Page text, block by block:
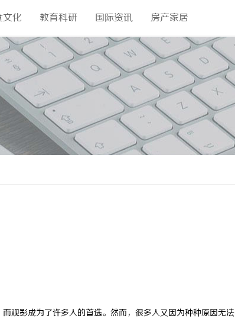
文化 教育科研 国际资讯 房产家居
观影成为了许多人的首选。然而，很多人又因为种种原因无法